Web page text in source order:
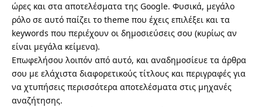
ώρες και στα αποτελέσματα της Google. Φυσικά, μεγάλο
ρόλο σε αυτό παίζει το theme που έχεις επιλέξει και τα
keywords που περιέχουν οι δημοσιεύσεις σου (κυρίως αν
είναι μεγάλα κείμενα).
Επωφελήσου λοιπόν από αυτό, και αναδημοσίευε τα άρθρα
σου με ελάχιστα διαφορετικούς τίτλους και περιγραφές για
να χτυπήσεις περισσότερα αποτελέσματα στις μηχανές
αναζήτησης.